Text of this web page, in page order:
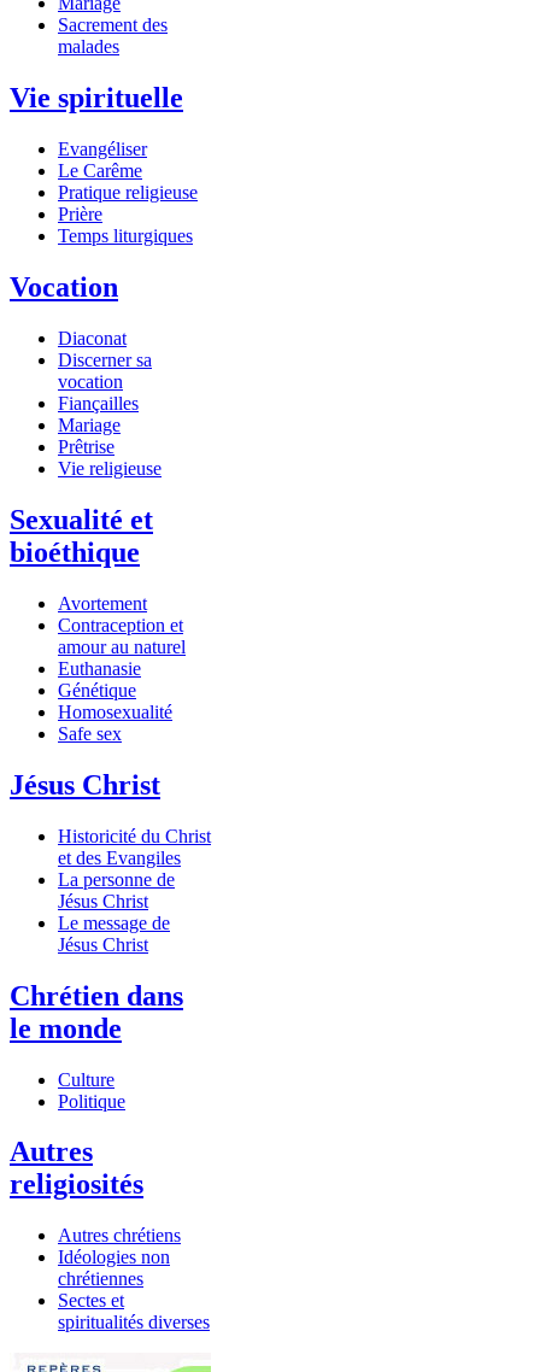
Sacrement des
malades
Vie spirituelle
Evangéliser
Le Carême
Pratique religieuse
Prière
Temps liturgiques
Vocation
Diaconat
Discerner sa
vocation
Fiançailles
Mariage
Prêtrise
Vie religieuse
Sexualité et
bioéthique
Avortement
Contraception et
amour au naturel
Euthanasie
Génétique
Homosexualité
Safe sex
Jésus Christ
Historicité du Christ
et des Evangiles
La personne de
Jésus Christ
Le message de
Jésus Christ
Chrétien dans
le monde
Culture
Politique
Autres
religiosités
Autres chrétiens
Idéologies non
chrétiennes
Sectes et
spiritualités diverses